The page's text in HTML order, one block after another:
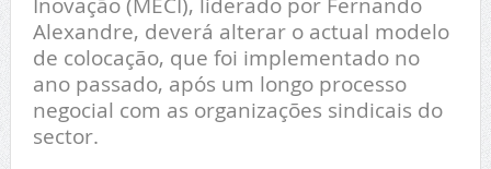
Alexandre, deverá alterar o actual modelo
de colocação, que foi implementado no
ano passado, após um longo processo
negocial com as organizações sindicais do
sector.